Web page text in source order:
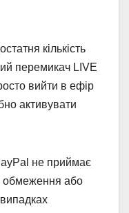
кількість
перемикач LIVE
вийти в ефір
активувати
не приймає
обмеження або
випадках